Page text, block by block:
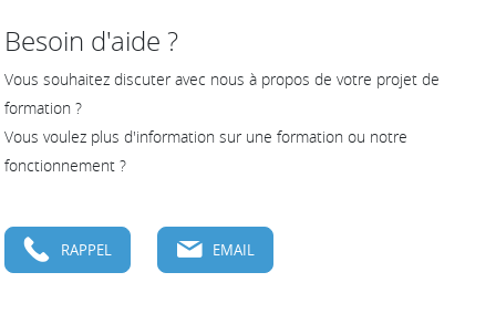
Besoin d'aide ?
Vous souhaitez discuter avec nous à propos de votre projet de
formation ?
Vous voulez plus d'information sur une formation ou notre
fonctionnement ?
RAPPEL EMAIL